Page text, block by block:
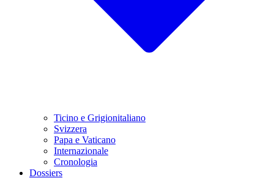
Ticino e Grigionitaliano
Svizzera
Papa e Vaticano
Internazionale
Cronologia
Dossiers